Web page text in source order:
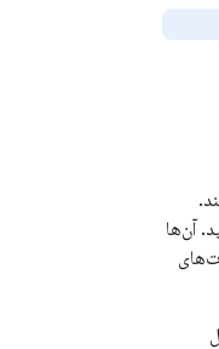
آن‌ها